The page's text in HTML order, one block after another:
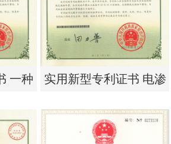
一种
实用新型专利证书 电渗